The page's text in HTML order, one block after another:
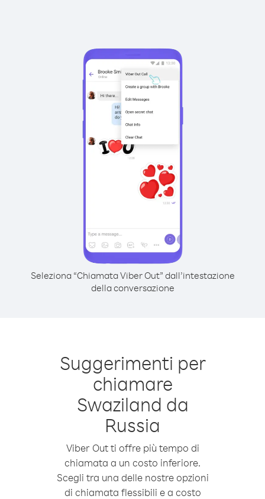
Seleziona “Chiamata Viber Out” dall’intestazione
della conversazione
Suggerimenti per
chiamare
Swaziland da
Russia
Viber Out ti offre più tempo di
chiamata a un costo inferiore.
Scegli tra una delle nostre opzioni
di chiamata flessibili e a costo